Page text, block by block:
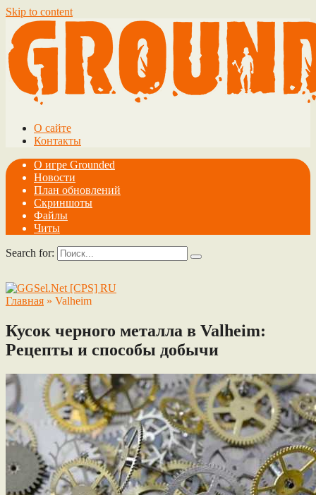
Skip to content
О сайте
Контакты
О игре Grounded
Новости
План обновлений
Скриншоты
Файлы
Читы
Search for:
Главная » Valheim
Кусок черного металла в Valheim:
Рецепты и способы добычи